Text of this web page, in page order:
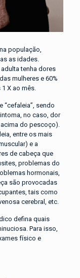
população,
as idades.
tenha dores
mulheres e 60%
X ao mês.
“cefaleia”, sendo
no caso, dor
do pescoço).
entre os mais
e a
de cabeça que
problemas do
hormonais,
são provocadas
tais como
cerebral, etc.
defina quais
Para isso,
físico e